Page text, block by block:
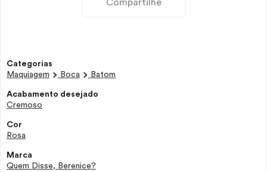
Compartilhe
Categorias
Maquiagem
Boca Batom
Acabamento desejado
Cremoso
Cor
Rosa
Marca
Quem Disse, Berenice?